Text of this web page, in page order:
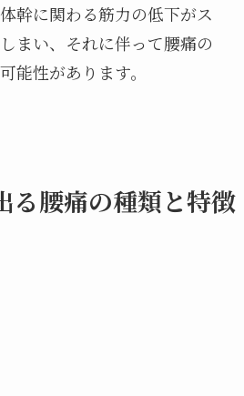
幹に関わる筋力の低下がス
まい、それに伴って腰痛の
能性があります。
る腰痛の種類と特徴